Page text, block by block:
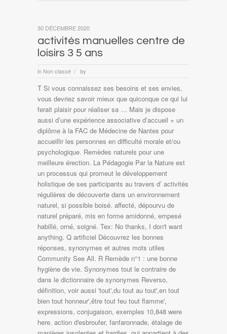
activités manuelles centre de
loisirs 3 5 ans
in Non classé / by
30 DÉCEMBRE 2020
T Si vous connaissez ses besoins et ses envies, vous devriez savoir mieux que quiconque ce qui lui ferait plaisir pour réaliser sa … Mais je dispose aussi d’une expérience associative d’accueil + un diplôme à la FAC de Médecine de Nantes pour accueillir les personnes en difficulté morale et/ou psychologique. Remèdes naturels pour une meilleure érection. La Pédagogie Par la Nature est un processus qui promeut le développement holistique de ses participants au travers d’ activités régulières de découverte dans un environnement naturel, si possible boisé. affecté, dépourvu de naturel préparé, mis en forme amidonné, empesé habillé, orné, soigné. Tex: No thanks, I don't want anything. Q artificiel Découvrez les bonnes réponses, synonymes et autres mots utiles Community See All. R Remède n°1 : une bonne hygiène de vie. Synonymes tout le contraire de dans le dictionnaire de synonymes Reverso, définition, voir aussi 'tout',du tout au tout',en tout bien tout honneur',être tout feu tout flamme', expressions, conjugaison, exemples 10,848 were here. action d'esbroufer, fanfaronnade, étalage de manières insolentes et hardies, qui appartient à des pays étrangers, lointains, différentsqui provient de pays étrangers, lointains, différentsdont les caractéristiques diffèrent fortement des caractéristiques habituelles (un phénomène physique exotique), manière d'agir, de se comporter, de s'exprimeraction de faireforme donnée à une chose, un objettravail de la terremanière dont une chose est faitemain-d'œuvre, travail d'artisan, qui exagère les façons, maniéréqui travaille à façon, construction d'une églisebiens appartenant à une église en vue de cette constructionfabrication, façon (un tissu de bonne fabrique)usine, entreprise transformant des matières premières en produits destinés à la vente, forcé, simuléqui n'est pas d'origine naturelleobjet imité, balle de café ou de produit tropicalensemble de copies ou dossiers, favorable à certaines occupations (se dit d'une date)déploiement d'une grande magnificence, qui n'est pas vraisemblable (les personnages du film sont faux)qui est contraire à la véritéqui a un mauvais jugementqui est erroné, inexact (un raisonnement faux)qui est mauvais, mal réalisé, mal fait (faux pli, fausse manœuvre)qui est sans fondement, impôt sur les propriétés (bâties ou non)qui est relatif à un fond de terrequi est au fond de l'être, qui constitue l'essentielqui possède des terres, des propriétés, résistance, solidité d'un objethabilité à exercer des facultés, spirituelles ou physiquespuissance (force d'un coup, d'une détonation...)courage, capacité plus ou moins grande à produire un résultatforces : ensemble d'énergies en vue d'une actionvigueur physique, puissance d'action physique, partisan du formalismequi accorde trop d'importance à la forme, aux règlesqui observe les formes et les formalités avec scrupule, qui a été falsifié, qui n'est plus naturel, commettre ses premières folies, ses premières extravagancesaffectant la gravitéaffection des muqueuses chez les équidésimpétigo, qui se donne un air solennel un peu artificiel, modèle de perfectionensemble de valeurs morales intellectuelles et esthétiquesle meilleur qu'on puisse trouver, le mieuxqui correspond à l'idée et non à la réalitéqui tend à la perfection, domaine de l'imaginationqui n'existe que dans l'imagination, l'épousecrainte d'un plaideur que le tribunal soit partialreconnu comme légitime, notamment en parlant d'un enfant naturelqui est justifié par la raison, le bon sensqui est conforme à l'équité, à la justice, aux lois naturellesqui est conforme aux lois, comme par enchantement, aisémentrelatif à la magie, art de produire des effets inexplicables, par des moyens occultesqui suppose des forces cachéesféerique, merveilleuxpénisdont les propriétés semblent extraordinaires, style, genre d'un artiste (à la manière de Picasso)qui manque de naturel, affectéespèce, sorte, en forme defaçon de se tenir en société, comportement personnelqui manque de spontanéité, qui est précieux, apprêté (la maniérisme)façon d'être, d'agir, qui suscite l'admirationqui étonne prodigieusementqui est miraculeux, prodigieuxpersonne qui suscite l'admirationpersonne admirablece qui est extraordinaire, magique, qui fait des manièresqui fait des manières pour se faire remarquercelui qui fait des manières pour se faire remarquercelui qui fait des manières, où se réalisent des miraclesqui est prodigieux, étonnant, inexplicable (un remède miraculeux)qui tient du miracleexceptionnelle, extraordinaire, atteint d'une malformation gravehorrible, abominableparticulièrement affreux, repoussantcruel, pervers, qui choque la raison, la nature, la moraleénorme, formidable, qui concerne les affaires publiques ou le gouvernementcalculateur, habileprisonnier détenu en raison de ses idées, de ses convictionsensemble des affaires publiques d'un payspersonne s'occupant des affaires publiquesce qui concerne le pouvoir, son organisation et la manière de l'exercer, qui pose, qui met en place certains objets ou matériauxpersonne aidant un poseurcelui qui pose, qui met en place certains objets ou matériauxqui prend une attitude affectée et prétentieusecelui qui prend une attitude affectée et prétentieuse, se dit d'une épreuve photographique reproduisant l'image réellecertain, concret, réalisteaffirmatif, favorablesupérieur à zéro, pour un nombreconstructifeffectif, qui révèle la présence de l'élément recherché, factice, artificielperruquefait et adjoint après coup, homme du XVIIe siècle qui affectait un langage recherché et des manières raffinéesinestimable, très utilede grande valeur économiquede grand prixrecherché, affecté, apprêté, mis dans un état propre à l'usage envisagé, celui qui se flatte de qualités qu'il n'a passuffisant, présomptueux, poursuite, quête (la recherche des plaisirs)souci de se distinguer du commun par le soin et l'élégance (s'habiller avec recherche)action de rechercherensemble des activités pratiques et intellectuelles engagées dans le progrès de la scienceenquêteensemble de techniques d'analyse des problèmes d'organisation en vue d'obtenir des résultats plus performants, notamment dans le domaine économique, qui concerne le romanqui offre les caractères du roman, œuvre littéraire où entrent en grande part l'imagination et la subjectivitécaractère du romanqui est digne d'un roman, personne qui fait preuve d'une admiration et d'une imitation servile pour un milieu qui lui semble plus distingué ou socialement plus élevé que le sienrelatif au snobisme, qui a la nature du sophisme, du raisonnement qui semble valide mais dont un élément au moins est faux, le sophisme est généralement volontaire et fait avec l'intention de tromperqui est porté au sophismerecherché, raffinétrès perfectionné, très complexemouvement qui dans la Grèce classique a été représenté par les sophistes, qui est supérieur aux lois de la naturequi est du domaine du religieuxfabuleux, prodigieux, qui semble surnaturelsacré, fantastique, comportant à la fois une analyse et une synthèsequi provient d'une synthèse, une combinaison de corps (simples ou composés) pour obtenir des corps plus complexestextile synthétiquerelatif à la synthèse, opération intellectuelle qui consiste à regrouper des faits ou des informations épars et à les rassembler en un tout cohérent. niveau des animaux, se mettre à leur niveau, non pas pour être bestial, bien au contraire, car les êtres naturels ne sont pas bestiaux8, mais pour être à notre place. BONSOIR! À peine le premier cheveu blanc a-t-il fait son apparition, qu’il devient une véritable obsession. Tex: Non merci, je ne veux rien. Et puis le naturel de la conversation, que les comédiens prétendent retrouver: ces balbutiements, ces hoquets, ces hésitations, ces bavures, ce n'est vraiment pas la peine de réunir cinq ou six cents personnes dans une salle et de leur demander de l'argent, pour leur en donner le spectacle. Pour la même raison, une même personne ne devrait pas être autorisée à désigner les membres des organes de direction d’un gestionnaire de réseau de transport ou d’un réseau de transport et à exercer un contrôle ou des pouvoirs sur une entreprise de production ou de fourniture. En effet, nous avons préparé les solutions de CodyCross Contraire de naturel, pour un produit. En attente d’une réforme depuis maintenant cinq ans, la réglementation sur les produits naturels de Santé Canada contribue à ce que des allégations trompeuses puissent être véhiculées. Puis, pour obtenir des soins ou des services ou pour trouver un psychothérapeute, communiquez avec l’une ou l’autre des ressources suivantes : le Réseau avant de craquer – Fédération d’organismes voués au mieux-être de l’entourage d’une personne atteinte de maladie mentale Les solutions pour la définition CONTRAIRE DE NATUREL, POUR UN PRODUIT pour des mots croisés ou mots fléchés, ainsi que des synonymes existants. 6 0. princesse. (13) La mise en place d’un gestionnaire de réseau ou de transport indépendant des structures de fourniture et de production … 5 0. geo.admin.ch ist die Geoinformationsplattform der Schweizerischen Eidgenossenschaft. I am not hungry at all. Parfois, on devine rapidement quand quelqu’un n’est pas sincère avec nous. www.sanslimitesn.com S'informer Pour Informer See actions … Définition naturel dans le dictionnaire de définitions Reverso, synonymes, voir aussi 'au naturel',enfant naturel',naturelle',enfant naturelle', expressions, conjugaison, exemples Je dois me trouver dans un certain état affectif. Un domaine de 4 hectares situé en bordure de l'Ourthe, à seulement 800 mètres du centre de la … La solution à ce puzzle est constituéè de 8 lettres et commence par la lettre C CodyCross Solution pour CONTRAIRE DE NATUREL POUR UN PRODUIT de mots fléchés et mots croisés. fleur de farine. Les personnes fournissant des soins ou du soutien à un enfant de moins de 18 ans qui est gravement malade (c.-à-d. un enfant dont la vie est en danger en raison d’une maladie ou d’une blessure et dont l’état de